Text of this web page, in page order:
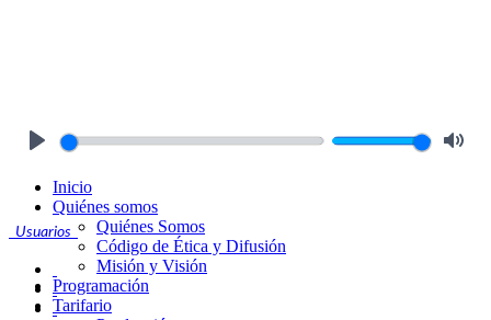
Usuarios
Inicio
Quiénes somos
Quiénes Somos
Código de Ética y Difusión
Misión y Visión
Programación
Tarifario